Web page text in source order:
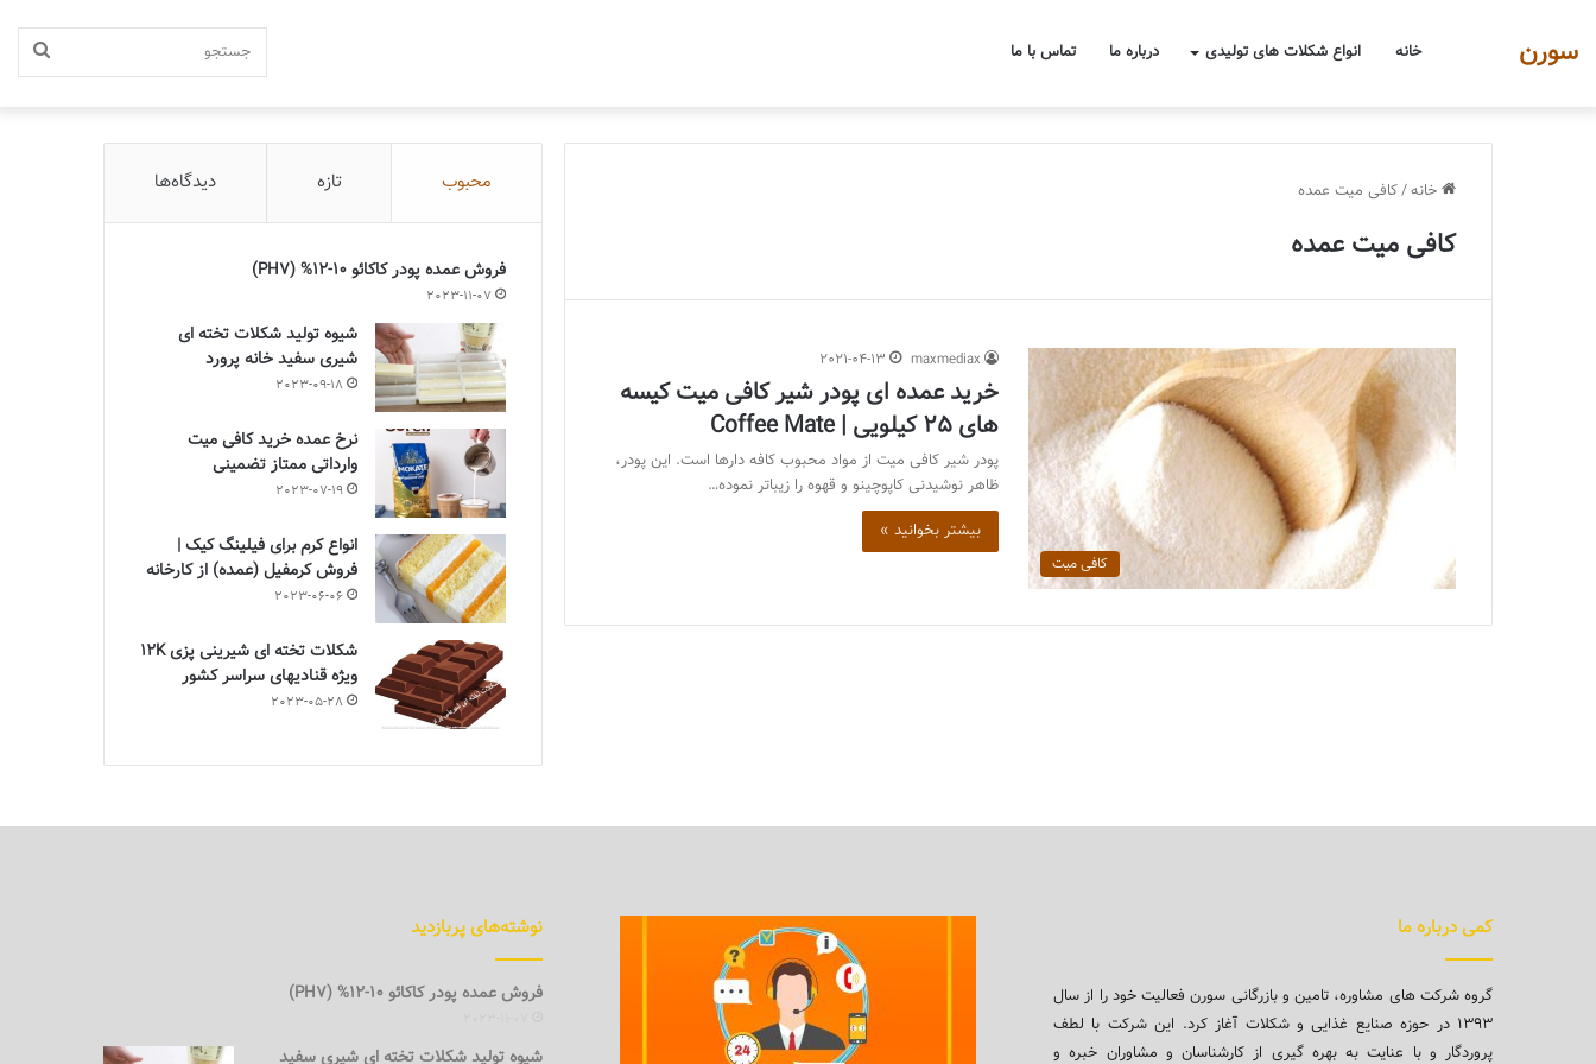
سورن خانه انواع شکلات های تولیدی درباره ما تماس با ما
خانه/کافی میت عمده
کافی میت عمده
کافی میت
maxmediax
2021-04-13
خرید عمده ای پودر شیر کافی میت کیسه
های 25 کیلویی | Coffee Mate
پودر شیر کافی میت از مواد محبوب کافه دارها است. این پودر،
ظاهر نوشیدنی کاپوچینو و قهوه را زیباتر نموده…
بیشتر بخوانید »
محبوب تازه دیدگاه‌ها
فروش عمده پودر کاکائو 10-12% (PH7)
2023-11-07
شیوه تولید شکلات تخته ای
شیری سفید خانه پرورد
2023-09-18
نرخ عمده خرید کافی میت
وارداتی ممتاز تضمینی
2023-07-19
انواع کرم برای فیلینگ کیک |
فروش کرمفیل (عمده) از کارخانه
2023-06-06
شکلات تخته ای شیرینی پزی 12K
ویژه قنادیهای سراسر کشور
2023-05-28
کمی درباره ما
گروه شرکت های مشاوره، تامین و بازرگانی سورن فعالیت خود را از سال
۱۳۹۳ در حوزه صنایع غذایی و شکلات آغاز کرد. این شرکت با لطف
پروردگار و با عنایت به بهره گیری از کارشناسان و مشاوران خبره و
نوشته‌های پربازدید
فروش عمده پودر کاکائو 10-12% (PH7)
شیوه تولید شکلات تخته ای شیری سفید